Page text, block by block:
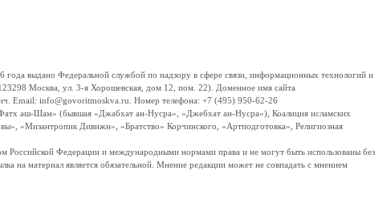
выдано Федеральной службой по надзору в сфере связи, информационных технологий и
Москва, ул. 3-я Хорошевская, дом 12, пом. 22). Доменное имя сайта
Email: info@govoritmoskva.ru. Номер телефона: +7 (495) 950-62-26
аш-Шам» (бывшая «Джабхат ан-Нусра», «Джебхат ан-Нусра»), Коалиция исламских
«Мизантропик Дивижн», «Братство» Корчинского, «Артподготовка», Религиозная
Российской Федерации и международными нормами права и не могут быть использованы без
на материал является обязательной. Мнение редакции может не совпадать с мнением